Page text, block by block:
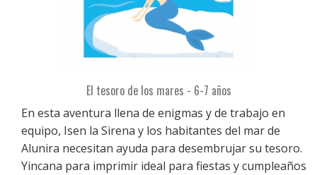
El tesoro de los mares - 6-7 años
En esta aventura llena de enigmas y de trabajo en
equipo, Isen la Sirena y los habitantes del mar de
Alunira necesitan ayuda para desembrujar su tesoro.
Yincana para imprimir ideal para fiestas y cumpleaños